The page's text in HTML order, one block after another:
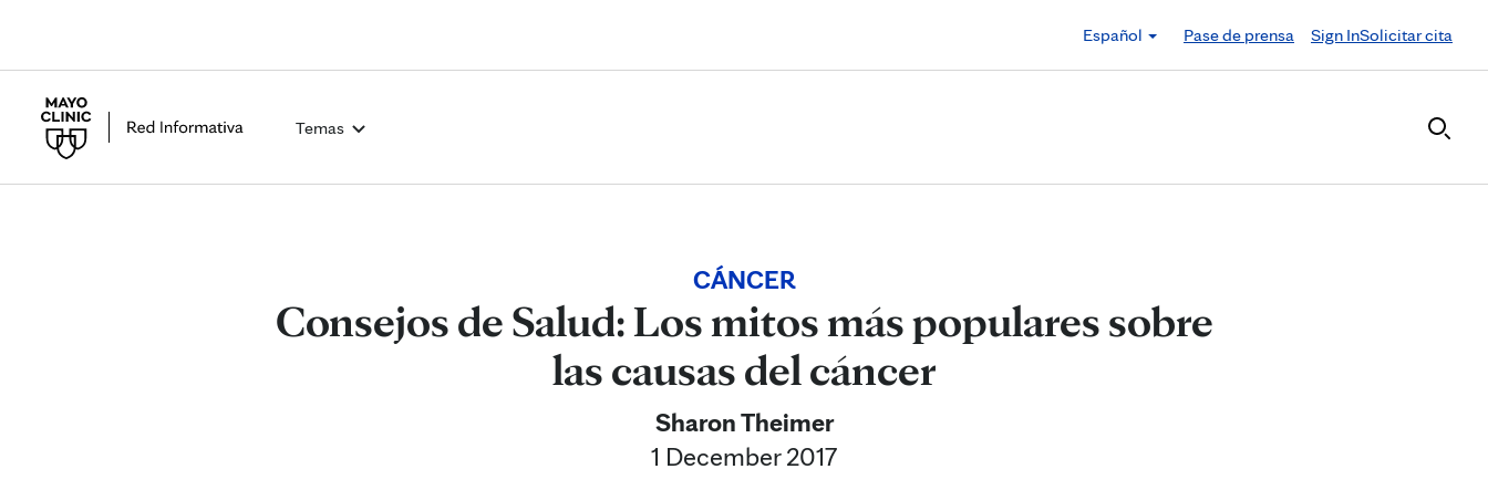
Español
Pase de prensa Sign InSolicitar cita
Temas
CÁNCER
Consejos de Salud: Los mitos más populares sobre
las causas del cáncer
Sharon Theimer
1 December 2017